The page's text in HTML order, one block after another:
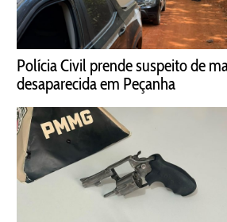
Polícia Civil prende suspeito de
desaparecida em Peçanha